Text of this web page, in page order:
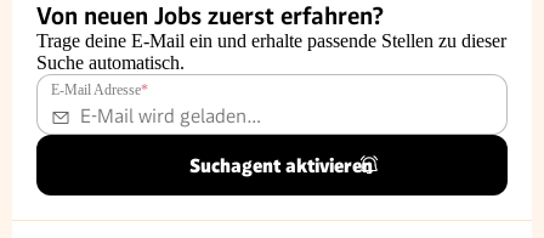
Von neuen Jobs zuerst erfahren?
Trage deine E-Mail ein und erhalte passende Stellen zu dieser
Suche automatisch.
E-Mail Adresse*
Suchagent aktivieren